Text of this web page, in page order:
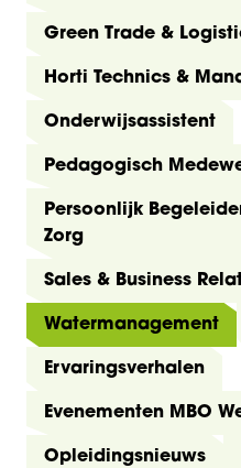
Green Trade &
Horti Technics &
Onderwijsassistent
Pedagogisch
Persoonlijk
Zorg
Sales & Business
Watermanagement
Ervaringsverhalen
Evenementen MBO
Opleidingsnieuws